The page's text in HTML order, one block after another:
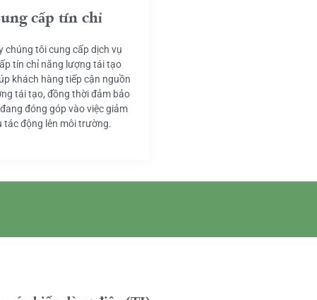
cấp tín chỉ
chúng tôi cung cấp dịch vụ
tín chỉ năng lượng tái tạo
khách hàng tiếp cận nguồn
tái tạo, đồng thời đảm bảo
đóng góp vào việc giảm
tác động lên môi trường.